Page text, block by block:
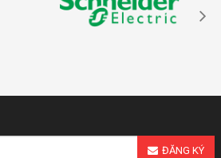
ĐĂNG KÝ